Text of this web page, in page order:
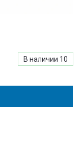
В наличии 10